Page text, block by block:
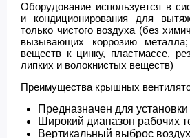
Оборудование используется в
и кондиционирования для
только чистого воздуха (без
вызывающих коррозию
веществ к цинку, пластмассе,
липких и волокнистых веществ)
Преимущества крышных
Предназначен для
Широкий диапазон рабочих
Вертикальный выброс